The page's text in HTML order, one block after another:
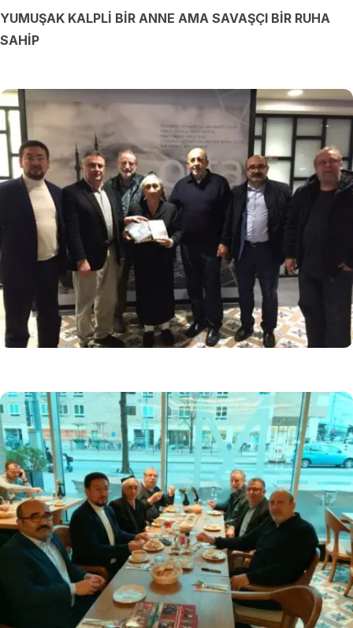
YUMUŞAK KALPLİ BİR ANNE AMA SAVAŞÇI BİR RUHA
SAHİP